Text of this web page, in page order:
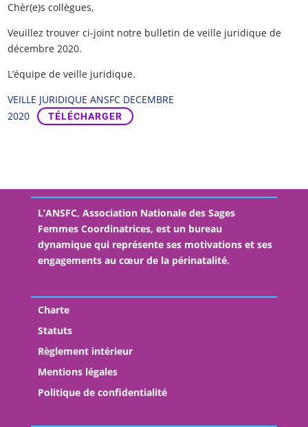
Chèr(e)s collègues,
Veuillez trouver ci-joint notre bulletin de veille juridique de
décembre 2020.
L’équipe de veille juridique.
VEILLE JURIDIQUE ANSFC DECEMBRE
2020
TÉLÉCHARGER
L’ANSFC, Association Nationale des Sages
Femmes Coordinatrices, est un bureau
dynamique qui représente ses motivations et ses
engagements au cœur de la périnatalité.
Charte
Statuts
Règlement intérieur
Mentions légales
Politique de confidentialité